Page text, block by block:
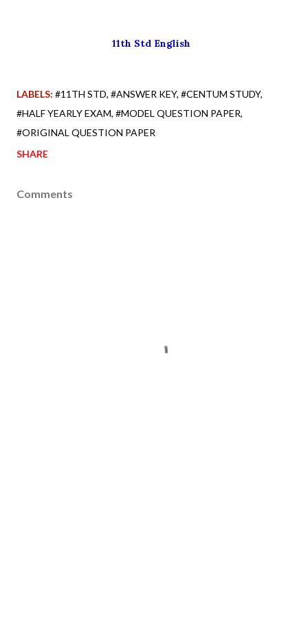
11th Std English
LABELS: #11TH STD #ANSWER KEY #CENTUM STUDY
#HALF YEARLY EXAM #MODEL QUESTION PAPER
#ORIGINAL QUESTION PAPER
SHARE
Comments